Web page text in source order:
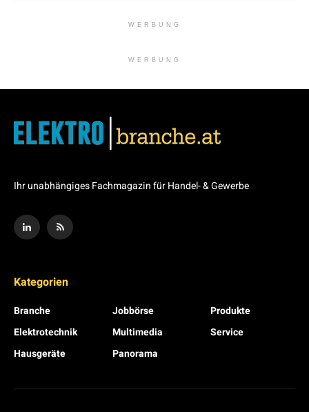
WERBUNG
WERBUNG
Ihr unabhängiges Fachmagazin für Handel- & Gewerbe
Kategorien
Branche
Elektrotechnik
Hausgeräte
Jobbörse
Multimedia
Panorama
Produkte
Service